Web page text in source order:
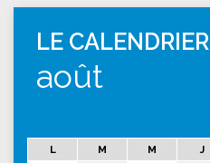
Vous êtes ici
LE CALENDRIER
août
L M M J